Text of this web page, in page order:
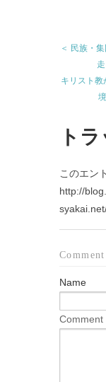
＜ 民族・
キリスト教
ト
このエン
http://
Comment
Name
Comment